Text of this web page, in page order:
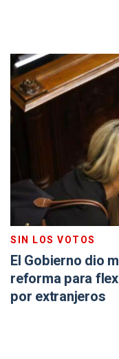
SIN LOS VOTOS
El Gobierno dio
reforma para
por extranjeros